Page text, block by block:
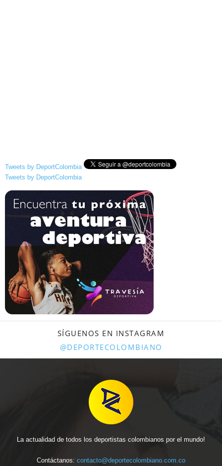
Tweets by DeportColombia
Tweets by DeportColombia
SÍGUENOS EN INSTAGRAM
@DEPORTECOLOMBIANO
La actualidad de todos los deportistas colombianos por el mundo!
Contáctanos: contacto@deportecolombiano.com.co